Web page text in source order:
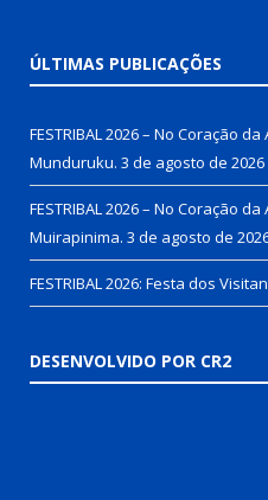
ÚLTIMAS PUBLICAÇÕES
FESTRIBAL 2026 – No Coração
Munduruku. 3 de agosto de 2026
FESTRIBAL 2026 – No Coração
Muirapinima. 3 de agosto de
FESTRIBAL 2026: Festa dos
DESENVOLVIDO POR CR2